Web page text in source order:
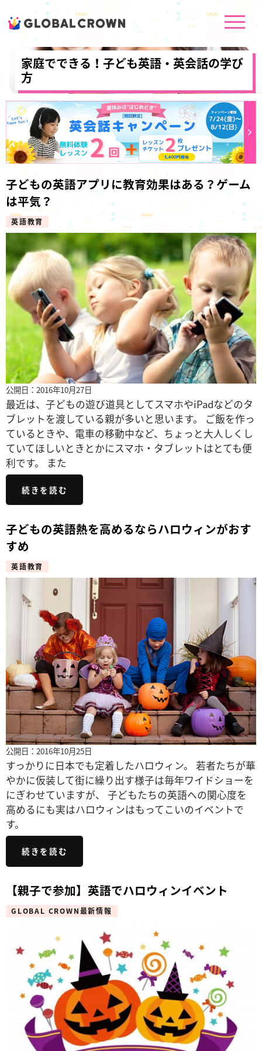
家庭でできる！子ども英語・英会話の学び
方
子どもの英語アプリに教育効果はある？ゲーム
は平気？
英語教育
公開日：2016年10月27日
最近は、子どもの遊び道具としてスマホやiPadなどのタ
ブレットを渡している親が多いと思います。 ご飯を作っ
ているときや、電車の移動中など、ちょっと大人しくし
ていてほしいときとかにスマホ・タブレットはとても便
利です。 また
続きを読む
子どもの英語熱を高めるならハロウィンがおす
すめ
英語教育
公開日：2016年10月25日
すっかりに日本でも定着したハロウィン。 若者たちが華
やかに仮装して街に繰り出す様子は毎年ワイドショーを
にぎわせていますが、 子どもたちの英語への関心度を
高めるにも実はハロウィンはもってこいのイベントで
す。
続きを読む
【親子で参加】英語でハロウィンイベント
GLOBAL CROWN最新情報